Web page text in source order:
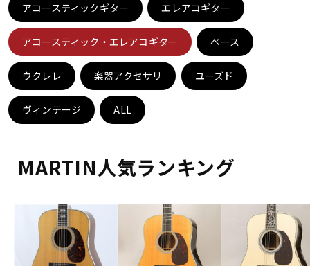
ドラム パーカッション
キーボード 電子ピアノ
管楽器
アンプ エフェクター
DJ機器
アコースティックギター エレアコギター
アコースティック・エレアコギター ベース
ウクレレ 楽器アクセサリ ユーズド
ヴィンテージ ALL
MARTIN人気ランキング